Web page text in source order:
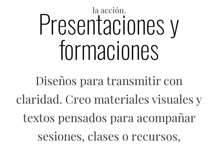
la acción.
Presentaciones y
formaciones
Diseños para transmitir con
claridad. Creo materiales visuales y
textos pensados para acompañar
sesiones, clases o recursos,